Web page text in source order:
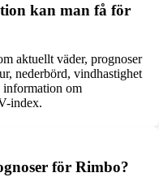
kan man få för
aktuellt väder, prognoser
nederbörd, vindhastighet
information om
index.
för Rimbo?